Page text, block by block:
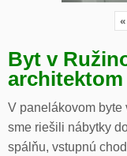
«
Byt v
architektom
V panelákovom byte
sme riešili nábytky
spálňu, vstupnú